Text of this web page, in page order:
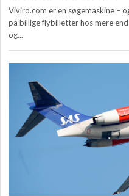
Viviro.com er en søgemaskine –
på billige flybilletter hos mere
og...